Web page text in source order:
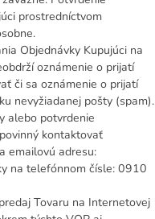
prostredníctvom
Objednávky Kupujúci na
oznámenie o prijatí
či sa oznámenie o prijatí
nevyžiadanej pošty (spam).
alebo potvrdenie
kontaktovať
emailovú adresu:
na telefónnom čísle: 0910
Tovaru na Internetovej